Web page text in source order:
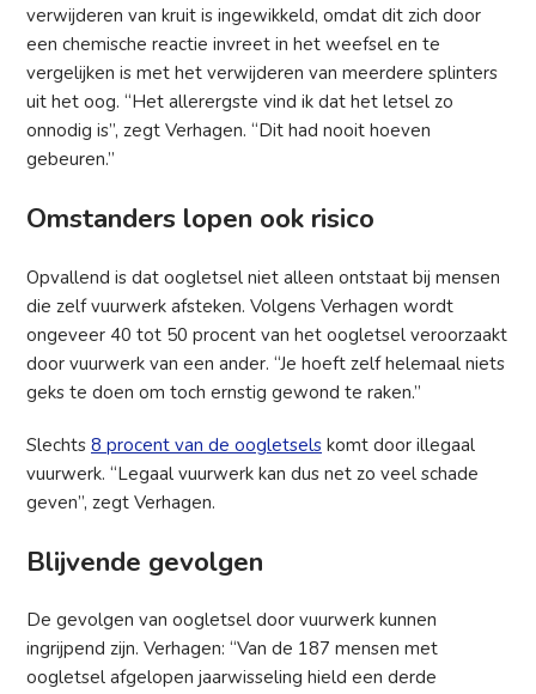
verwijderen van kruit is ingewikkeld, omdat dit zich door
een chemische reactie invreet in het weefsel en te
vergelijken is met het verwijderen van meerdere splinters
uit het oog. “Het allerergste vind ik dat het letsel zo
onnodig is”, zegt Verhagen. “Dit had nooit hoeven
gebeuren.”
Omstanders lopen ook risico
Opvallend is dat oogletsel niet alleen ontstaat bij mensen
die zelf vuurwerk afsteken. Volgens Verhagen wordt
ongeveer 40 tot 50 procent van het oogletsel veroorzaakt
door vuurwerk van een ander. “Je hoeft zelf helemaal niets
geks te doen om toch ernstig gewond te raken.”
Slechts 8 procent van de oogletsels komt door illegaal
vuurwerk. “Legaal vuurwerk kan dus net zo veel schade
geven”, zegt Verhagen.
Blijvende gevolgen
De gevolgen van oogletsel door vuurwerk kunnen
ingrijpend zijn. Verhagen: “Van de 187 mensen met
oogletsel afgelopen jaarwisseling hield een derde